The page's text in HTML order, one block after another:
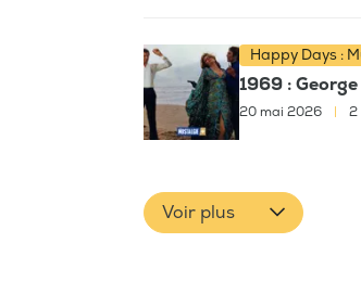
Happy Days :
1969 :
20 mai 2026 2
Voir plus